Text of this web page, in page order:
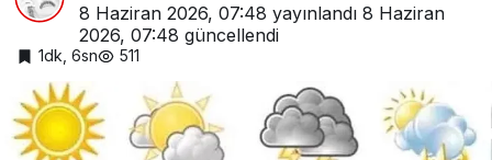
8 Haziran 2026, 07:48 yayınlandı 8 Haziran
2026, 07:48 güncellendi
1dk, 6sn 511